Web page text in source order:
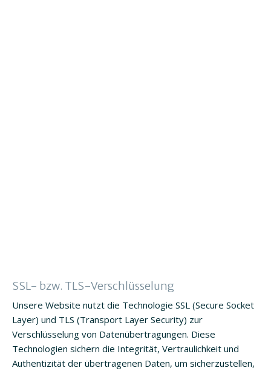
SSL- bzw. TLS-Verschlüsselung
Unsere Website nutzt die Technologie SSL (Secure Socket
Layer) und TLS (Transport Layer Security) zur
Verschlüsselung von Datenübertragungen. Diese
Technologien sichern die Integrität, Vertraulichkeit und
Authentizität der übertragenen Daten, um sicherzustellen,